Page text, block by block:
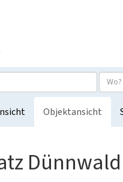
Objektansicht
Dünnwald